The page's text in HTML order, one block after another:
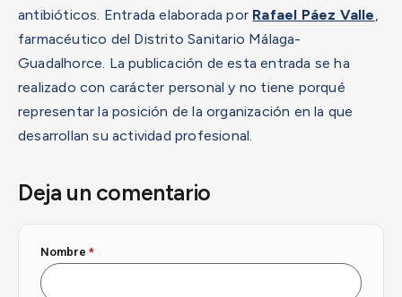
antibióticos. Entrada elaborada por Rafael Páez Valle,
farmacéutico del Distrito Sanitario Málaga-
Guadalhorce. La publicación de esta entrada se ha
realizado con carácter personal y no tiene porqué
representar la posición de la organización en la que
desarrollan su actividad profesional.
Deja un comentario
Nombre*